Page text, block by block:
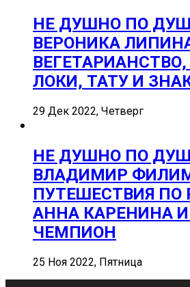
НЕ ДУШНО ПО
ВЕРОНИКА
ЛОКИ, ТАТУ И
29 Дек 2022, Четверг
НЕ ДУШНО ПО
ВЛАДИМИР
ПУТЕШЕСТВИЯ ПО
АННА КАРЕНИНА
ЧЕМПИОН
25 Ноя 2022, Пятница